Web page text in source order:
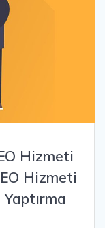
Hizmeti
Hizmeti